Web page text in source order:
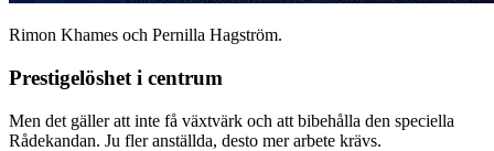
Rimon Khames och Pernilla Hagström.
Prestigelöshet i centrum
Men det gäller att inte få växtvärk och att bibehålla den speciella
Rådekandan. Ju fler anställda, desto mer arbete krävs.